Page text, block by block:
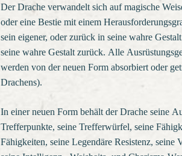
Der Drache verwandelt sich auf magische
oder eine Bestie mit einem
sein eigener, oder zurück in seine wahre
seine wahre Gestalt zurück. Alle
werden von der neuen Form absorbiert oder
Drachens).
In einer neuen Form behält der Drache seine
Trefferpunkte, seine Trefferwürfel, seine
Fähigkeiten, seine Legendäre Resistenz, seine